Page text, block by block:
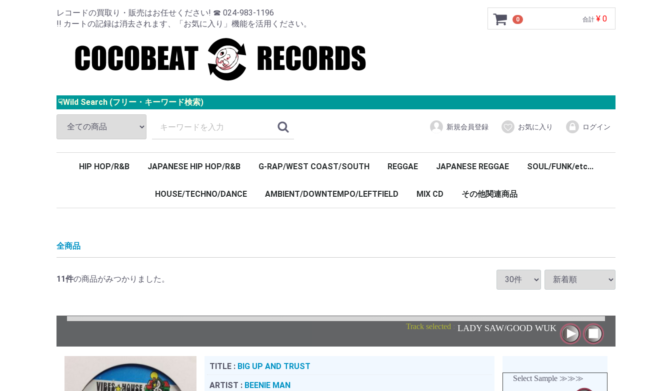
レコードの買取り・販売はお任せください! ☎ 024-983-1196
!! カートの記録は消去されます、「お気に入り」機能を活用ください。
0 合計 ¥ 0
☟Wild Search (フリー・キーワード検索)
新規会員登録 お気に入り ログイン
HIP HOP/R&B JAPANESE HIP HOP/R&B G-RAP/WEST COAST/SOUTH REGGAE JAPANESE REGGAE SOUL/FUNK/etc...
HOUSE/TECHNO/DANCE AMBIENT/DOWNTEMPO/LEFTFIELD MIX CD その他関連商品
全商品
11件の商品がみつかりました。
Track selected : LADY SAW/GOOD WUK
TITLE : BIG UP AND TRUST
ARTIST : BEENIE MAN
Select Sample ≫≫≫